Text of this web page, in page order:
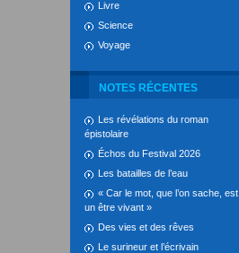
Livre
Science
Voyage
NOTES RÉCENTES
Les révélations du roman
épistolaire
Échos du Festival 2026
Les batailles de l’eau
« Car le mot, que l’on sache, est
un être vivant »
Des vies et des rêves
Le surineur et l’écrivain